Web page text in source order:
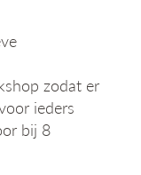
zodat er
ieders
bij 8